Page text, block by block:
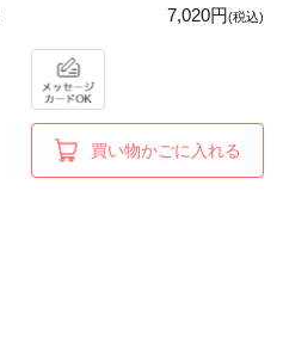
7,020円(税込)
買い物かごに入れる